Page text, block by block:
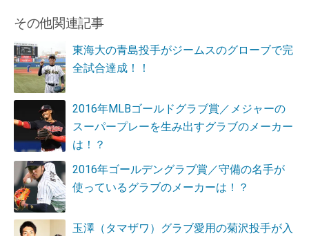
その他関連記事
東海大の青島投手がジームスのグローブで完
全試合達成！！
2016年MLBゴールドグラブ賞／メジャーの
スーパープレーを生み出すグラブのメーカー
は！？
2016年ゴールデングラブ賞／守備の名手が
使っているグラブのメーカーは！？
玉澤（タマザワ）グラブ愛用の菊沢投手が入